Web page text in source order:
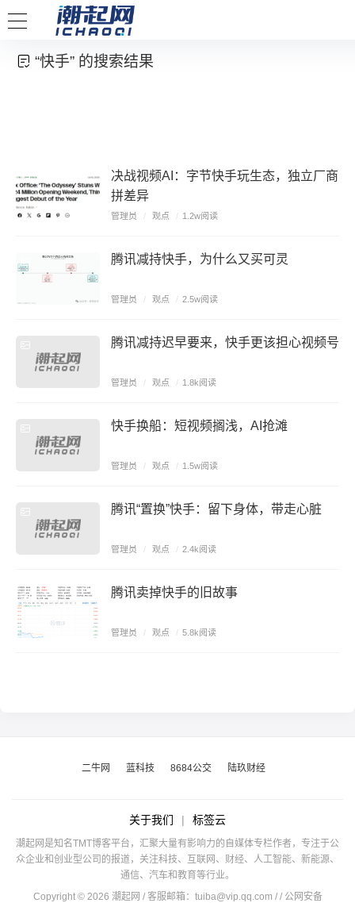
“快手” 的搜索结果
决战视频AI：字节快手玩生态，独立厂商
拼差异
管理员 / 观点 / 1.2w阅读
腾讯减持快手，为什么又买可灵
管理员 / 观点 / 2.5w阅读
腾讯减持迟早要来，快手更该担心视频号
管理员 / 观点 / 1.8k阅读
快手换船：短视频搁浅，AI抢滩
管理员 / 观点 / 1.5w阅读
腾讯“置换”快手：留下身体，带走心脏
管理员 / 观点 / 2.4k阅读
腾讯卖掉快手的旧故事
管理员 / 观点 / 5.8k阅读
二牛网 蓝科技 8684公交 陆玖财经
关于我们 | 标签云
潮起网是知名TMT博客平台，汇聚大量有影响力的自媒体专栏作者，专注于公
众企业和创业型公司的报道，关注科技、互联网、财经、人工智能、新能源、
通信、汽车和教育等行业。
Copyright © 2026 潮起网 / 客服邮箱： tuiba@vip.qq.com / / 公网安备